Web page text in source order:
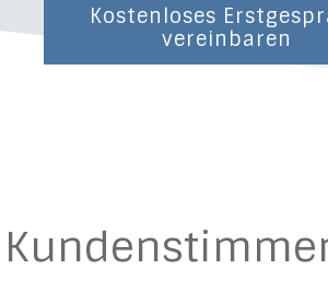
Kostenloses
vereinbaren